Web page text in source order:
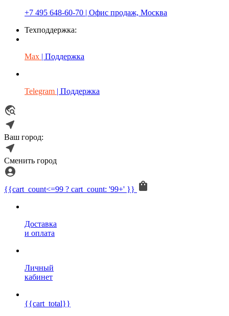
+7 495 648-60-70 | Офис продаж, Москва
Техподдержка:
Max | Поддержка
Telegram | Поддержка
Ваш город:
Сменить город
{{cart_count<=99 ? cart_count: '99+' }}
Доставка
и оплата
Личный
кабинет
{{cart_total}}